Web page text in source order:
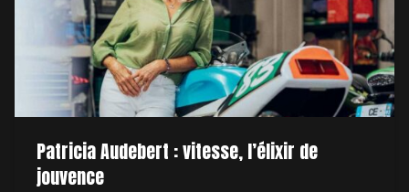
Patricia Audebert : vitesse, l’élixir de
jouvence